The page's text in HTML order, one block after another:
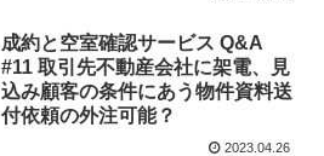
成約と空室確認サービス Q&A
#11 取引先不動産会社に架電、見
込み顧客の条件にあう物件資料送
付依頼の外注可能？
2023.04.26